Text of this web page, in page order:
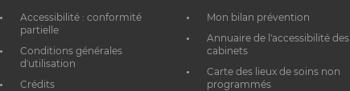
Accessibilité : conformité
partielle
Conditions générales
d'utilisation
Crédits
Mon bilan prévention
Annuaire de l'accessibilité des
cabinets
Carte des lieux de soins non
programmés